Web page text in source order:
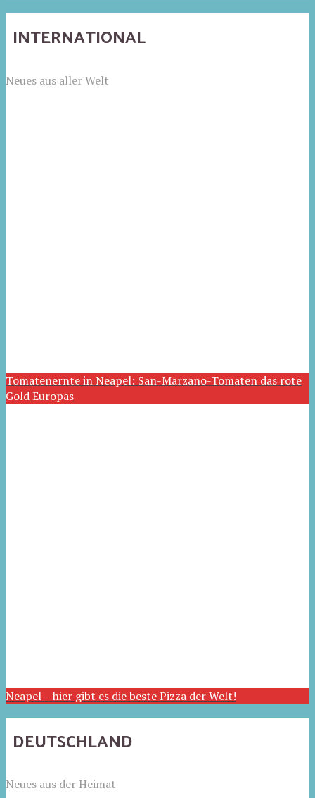
INTERNATIONAL
Neues aus aller Welt
Tomatenernte in Neapel: San-Marzano-Tomaten das rote
Gold Europas
Neapel – hier gibt es die beste Pizza der Welt!
DEUTSCHLAND
Neues aus der Heimat